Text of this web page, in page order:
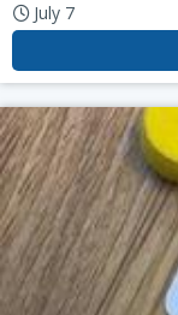
July 7